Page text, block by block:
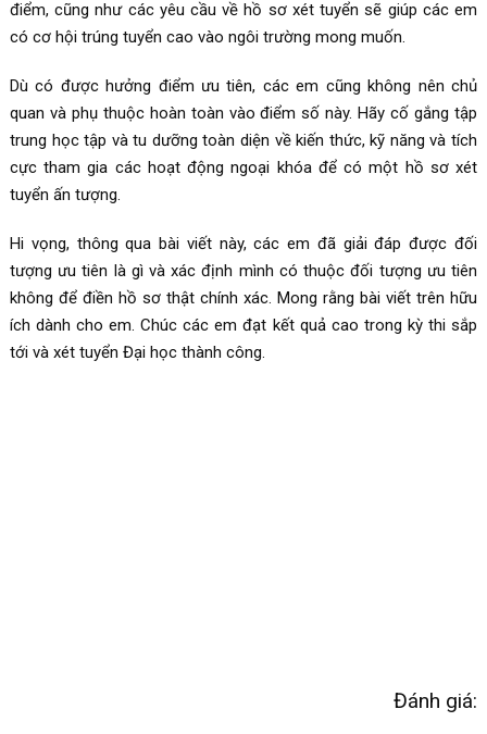
điểm, cũng như các yêu cầu về hồ sơ xét tuyển sẽ giúp các em
có cơ hội trúng tuyển cao vào ngôi trường mong muốn.
Dù có được hưởng điểm ưu tiên, các em cũng không nên chủ
quan và phụ thuộc hoàn toàn vào điểm số này. Hãy cố gắng tập
trung học tập và tu dưỡng toàn diện về kiến thức, kỹ năng và tích
cực tham gia các hoạt động ngoại khóa để có một hồ sơ xét
tuyển ấn tượng.
Hi vọng, thông qua bài viết này, các em đã giải đáp được đối
tượng ưu tiên là gì và xác định mình có thuộc đối tượng ưu tiên
không để điền hồ sơ thật chính xác. Mong rằng bài viết trên hữu
ích dành cho em. Chúc các em đạt kết quả cao trong kỳ thi sắp
tới và xét tuyển Đại học thành công.
Đánh giá: